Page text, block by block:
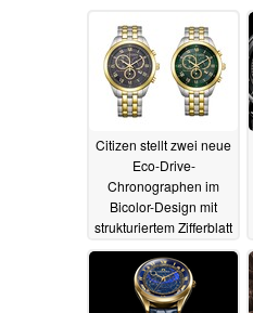
Citizen stellt zwei neue
Eco-Drive-
Chronographen im
Bicolor-Design mit
strukturiertem Zifferblatt
vor07.07.2026